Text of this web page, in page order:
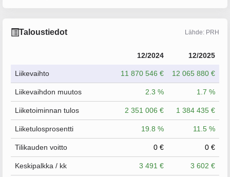
Taloustiedot Lähde: PRH
12/2024 12/2025
Liikevaihto 11 870 546 € 12 065 880 €
Liikevaihdon muutos 2.3 % 1.7 %
Liiketoiminnan tulos 2 351 006 € 1 384 435 €
Liiketulosprosentti 19.8 % 11.5 %
Tilikauden voitto 0 € 0 €
Keskipalkka / kk 3 491 € 3 602 €